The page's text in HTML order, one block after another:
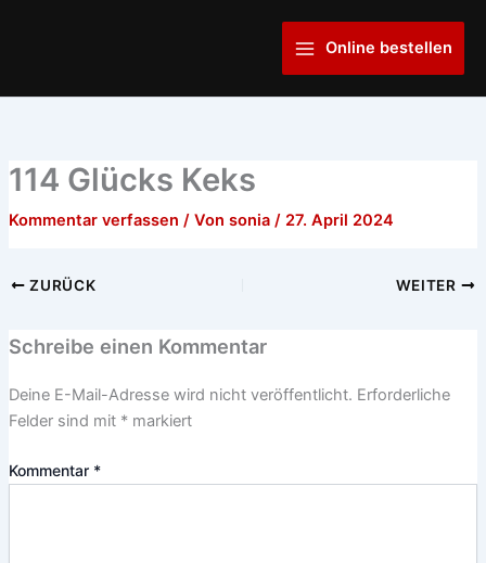
Main
Menu
Online bestellen
114 Glücks Keks
Kommentar verfassen / Von sonia / 27. April 2024
ZURÜCK WEITER
Schreibe einen Kommentar
Deine E-Mail-Adresse wird nicht veröffentlicht. Erforderliche
Felder sind mit *markiert
Kommentar *